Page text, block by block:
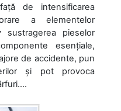
de intensificarea
a elementelor
sustragerea pieselor
esențiale,
de accidente, pun
și pot provoca